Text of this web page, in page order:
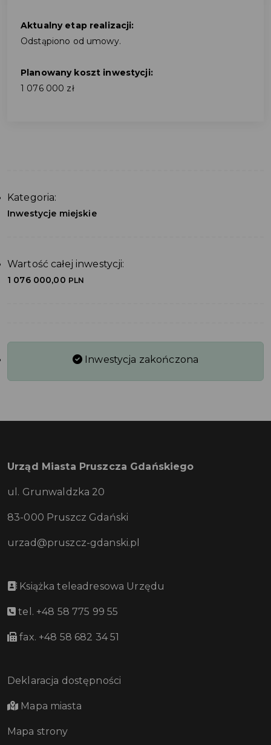
Aktualny etap realizacji:
Odstąpiono od umowy.
Planowany koszt inwestycji:
1 076 000 zł
Kategoria:
Inwestycje miejskie
Wartość całej inwestycji:
1 076 000,00 PLN
Inwestycja zakończona
Urząd Miasta Pruszcza Gdańskiego
ul. Grunwaldzka 20
83-000 Pruszcz Gdański
urzad@pruszcz-gdanski.pl
Książka teleadresowa Urzędu
tel. +48 58 775 99 55
fax. +48 58 682 34 51
Deklaracja dostępności
Mapa miasta
Mapa strony